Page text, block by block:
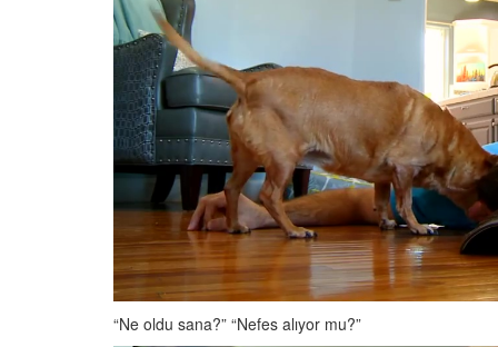
“Ne oldu sana?” “Nefes alıyor mu?”